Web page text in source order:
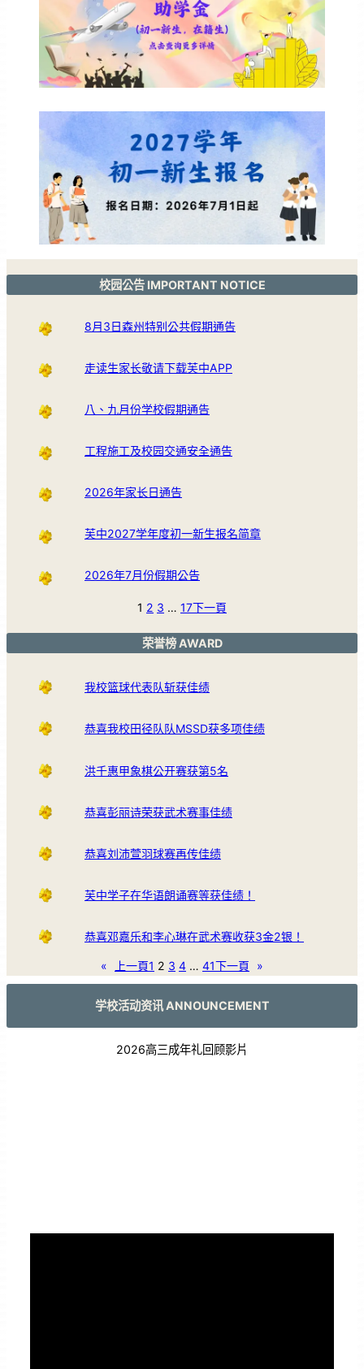
校园公告 IMPORTANT NOTICE
8月3日森州特别公共假期通告
走读生家长敬请下载芙中APP
八、九月份学校假期通告
工程施工及校园交通安全通告
2026年家长日通告
芙中2027学年度初一新生报名简章
2026年7月份假期公告
1 2 3 … 17下一頁
荣誉榜 AWARD
我校篮球代表队斩获佳绩
恭喜我校田径队队MSSD获多项佳绩
洪千惠甲象棋公开赛获第5名
恭喜彭丽诗荣获武术赛事佳绩
恭喜刘沛萱羽球赛再传佳绩
芙中学子在华语朗诵赛等获佳绩！
恭喜邓嘉乐和李心琳在武术赛收获3金2银！
« 上一頁1 2 3 4 … 41下一頁 »
学校活动资讯 ANNOUNCEMENT
2026高三成年礼回顾影片